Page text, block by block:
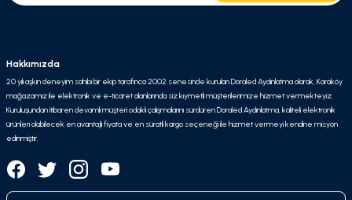
Hakkımızda
20 yılı aşkın deneyim sahibi bir ekip tarafınca 2002 senesinde kurulan Doraled Aydınlatma olarak, Karaköy
mağazamız ile elektronik ve e-ticaret alanlarında siz kıymetli müşterilerimize hizmet vermekteyiz.
Kuruluşundan itibaren devamlı müşteri odaklı çalışmalarını sürdüren Doraled Aydınlatma, kaliteli elektronik
ürünleri olabilecek en avantajlı fiyata ve en süratli kargo seçeneği ile hizmet vermeyi kendine misyon
edinmiştir.